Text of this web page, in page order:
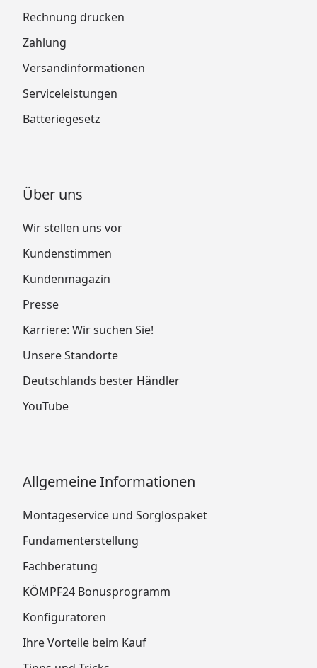
Rechnung drucken
Zahlung
Versandinformationen
Serviceleistungen
Batteriegesetz
Über uns
Wir stellen uns vor
Kundenstimmen
Kundenmagazin
Presse
Karriere: Wir suchen Sie!
Unsere Standorte
Deutschlands bester Händler
YouTube
Allgemeine Informationen
Montageservice und Sorglospaket
Fundamenterstellung
Fachberatung
KÖMPF24 Bonusprogramm
Konfiguratoren
Ihre Vorteile beim Kauf